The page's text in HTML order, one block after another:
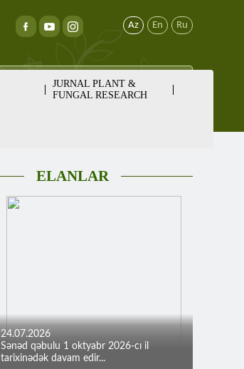
Az En Ru
JURNAL PLANT &
FUNGAL RESEARCH
ELANLAR
24.07.2026
Sənəd qəbulu 1 oktyabr 2026-cı il
tarixinədək davam edir...